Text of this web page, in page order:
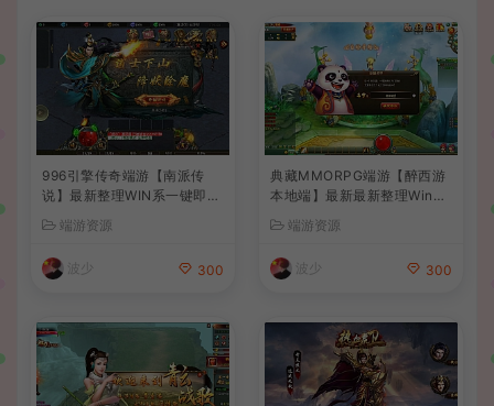
996引擎传奇端游【南派传
说】最新整理WIN系一键即玩
单机端+PC客户端+详细搭建
教程
端游资源
波少 300
典藏MMORPG端游【醉西游
本地端】最新最新整理Win系
服务端+PC客户端+GM后台
+详细搭建教程
端游资源
波少 300